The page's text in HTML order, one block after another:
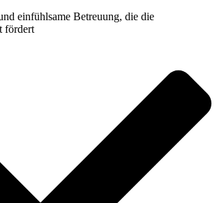
einfühlsame Betreuung, die die
fördert